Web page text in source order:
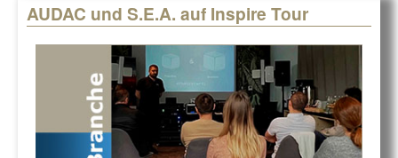
AUDAC und S.E.A. auf Inspire Tour